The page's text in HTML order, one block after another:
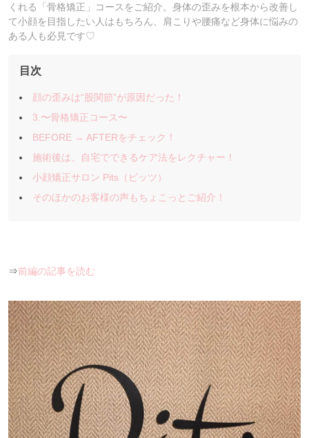
くれる「骨格矯正」コースをご紹介。身体の歪みを根本から改善し
て小顔を目指したい人はもちろん、肩こりや腰痛など身体に悩みの
ある人も必見です♡
目次
顔の歪みは“股関節”が原因だった！
3.〜骨格矯正コース〜
BEFORE → AFTERをチェック！
施術後は、自宅でできるケア法をレクチャー！
小顔矯正サロン Pits（ピッツ）
そのほかのお客様の声もちょこっとご紹介！
⇒前編の記事を読む